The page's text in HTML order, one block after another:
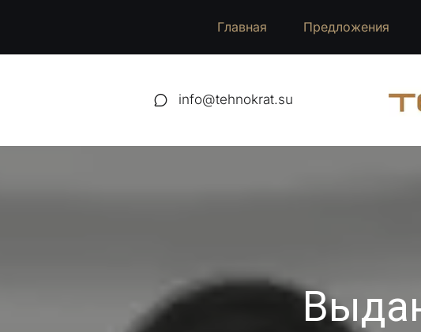
Главная Предложения
info@tehnokrat.su